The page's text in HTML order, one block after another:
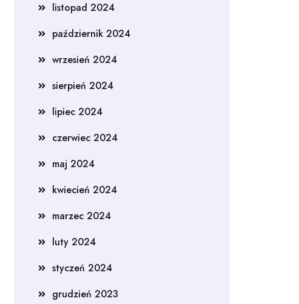
listopad 2024
październik 2024
wrzesień 2024
sierpień 2024
lipiec 2024
czerwiec 2024
maj 2024
kwiecień 2024
marzec 2024
luty 2024
styczeń 2024
grudzień 2023